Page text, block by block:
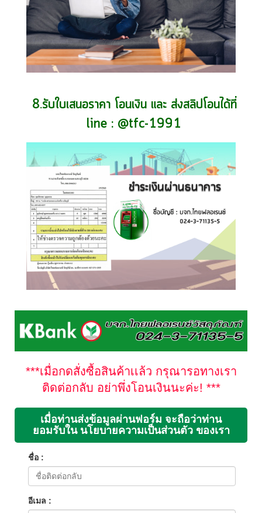
8.รับใบเสนอราคา โอนเงิน และ ส่งสลิปโอนได้ที่
line : @tfc-1991
***เมื่อกดสั่งซื้อสินค้าเเล้ว กรุณารอทางเรา
ติดต่อกลับ อย่าพึ่งโอนเงินนะค่ะ! ***
เมื่อท่านส่งข้อมูลผ่านฟอร์ม จะถือว่าท่าน
ยอมรับใน นโยบายความเป็นส่วนตัว ของเรา
ชื่อ :
อีเมล :